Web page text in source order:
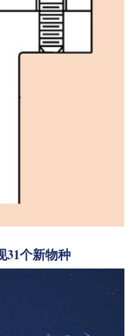
31个新物种